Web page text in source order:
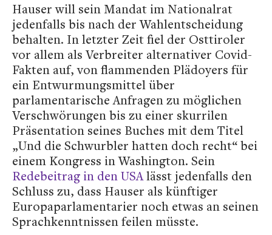
Hauser will sein Mandat im Nationalrat
jedenfalls bis nach der Wahlentscheidung
behalten. In letzter Zeit fiel der Osttiroler
vor allem als Verbreiter alternativer Covid-
Fakten auf, von flammenden Plädoyers für
ein Entwurmungsmittel über
parlamentarische Anfragen zu möglichen
Verschwörungen bis zu einer skurrilen
Präsentation seines Buches mit dem Titel
„Und die Schwurbler hatten doch recht“ bei
einem Kongress in Washington. Sein
Redebeitrag in den USAlässt jedenfalls den
Schluss zu, dass Hauser als künftiger
Europaparlamentarier noch etwas an seinen
Sprachkenntnissen feilen müsste.